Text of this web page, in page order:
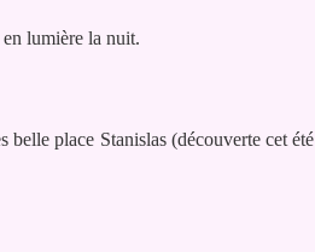
lumière la nuit.
belle place Stanislas (découverte cet été